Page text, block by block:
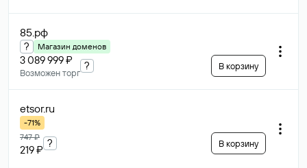
85.рф
? Магазин доменов
3 089 999 ₽
Возможен торг
? В корзину
etsor.ru
-71%
747 ₽
219 ₽
? В корзину